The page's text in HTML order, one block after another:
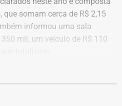
somam cerca de R$ 2,15
informou uma sala
mil, um veículo de R$ 110